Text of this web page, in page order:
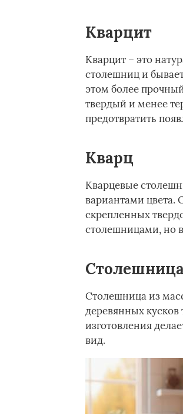
Кварцит
Кварцит – это
столешниц и
этом более
твердый и менее
предотвратить
Кварц
Кварцевые
вариантами цвета.
скрепленных
столешницами, но
Столешница из
деревянных
изготовления
вид.